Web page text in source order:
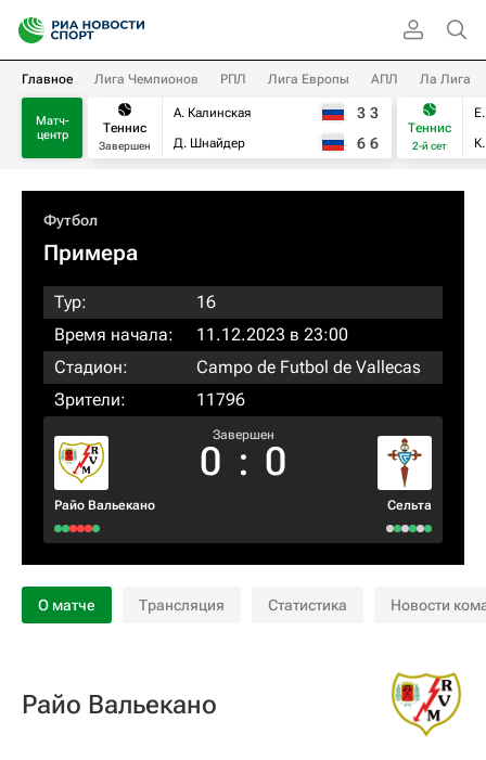
Главное Лига Чемпионов РПЛ Лига Европы АПЛ Ла Лига
Матч-
центр
Теннис
Завершен
А. Калинская
Д. Шнайдер
3 3
6 6
Теннис
2-й сет
Футбол
Примера
Тур:
16
Время начала:
11.12.2023 в 23:00
Стадион:
Campo de Futbol de Vallecas
Зрители:
11796
Райо Вальекано
Завершен
0 : 0
Сельта
О матче Трансляция Статистика Новости
Райо Вальекано